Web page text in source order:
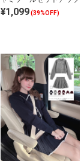
¥1,099(39%OFF)